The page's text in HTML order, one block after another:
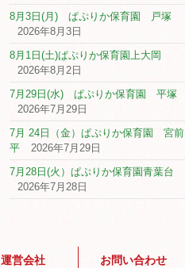
8月3日(月) ぱぷりか保育園 戸塚
2026年8月3日
8月1日(土)ぱぷりか保育園上大岡
2026年8月2日
7月29日(水) ぱぷりか保育園 平塚
2026年7月29日
7月 24日（金）ぱぷりか保育園 宮前
平
2026年7月29日
7月28日(火）ぱぷりか保育園青葉台
2026年7月28日
運営会社 お問い合わせ